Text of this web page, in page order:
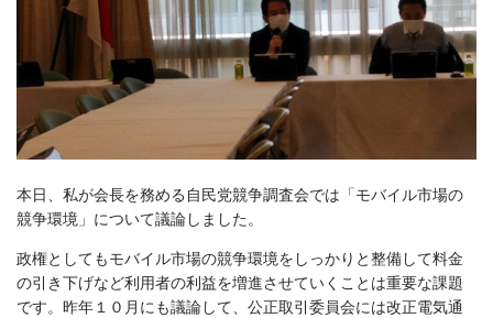
本日、私が会長を務める自民党競争調査会では「モバイル市場の
競争環境」について議論しました。
政権としてもモバイル市場の競争環境をしっかりと整備して料金
の引き下げなど利用者の利益を増進させていくことは重要な課題
です。昨年１０月にも議論して、公正取引委員会には改正電気通